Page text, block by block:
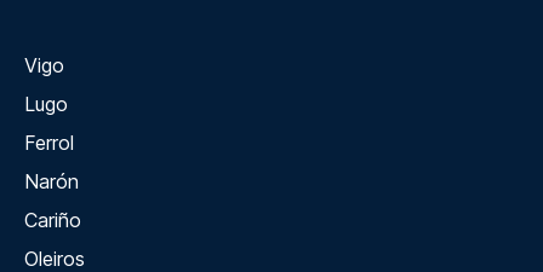
Vigo
Lugo
Ferrol
Narón
Cariño
Oleiros